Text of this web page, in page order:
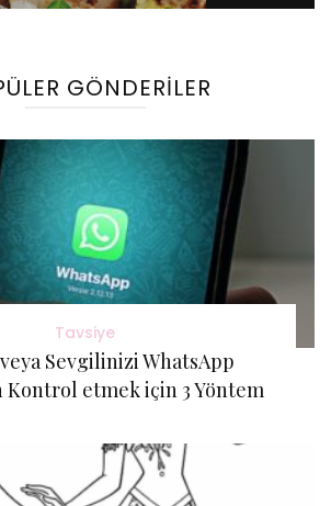
GÖNDERILER
Tavsiye
Sevgilinizi WhatsApp
etmek için 3 Yöntem